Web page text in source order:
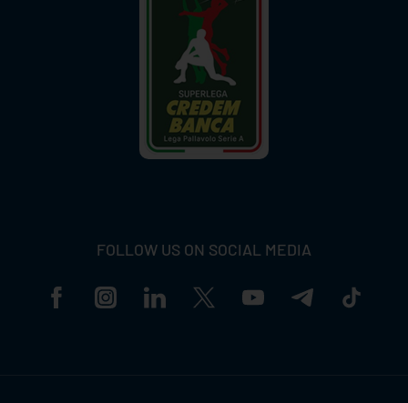
FOLLOW US ON SOCIAL MEDIA